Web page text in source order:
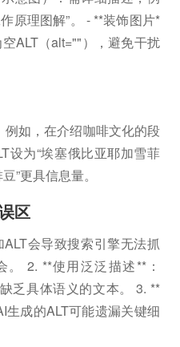
原理图解”。 - **装饰图片*
ALT（alt=""），避免干扰
如，在介绍咖啡文化的段
设为“埃塞俄比亚耶加雪菲
”更具信息量。
区
会导致搜索引擎无法抓
2. **使用泛泛描述**：
乏具体语义的文本。 3. **
成的ALT可能遗漏关键细